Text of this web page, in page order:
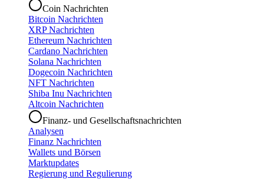
Coin Nachrichten
Bitcoin Nachrichten
XRP Nachrichten
Ethereum Nachrichten
Cardano Nachrichten
Solana Nachrichten
Dogecoin Nachrichten
NFT Nachrichten
Shiba Inu Nachrichten
Altcoin Nachrichten
Finanz- und Gesellschaftsnachrichten
Analysen
Finanz Nachrichten
Wallets und Börsen
Marktupdates
Regierung und Regulierung